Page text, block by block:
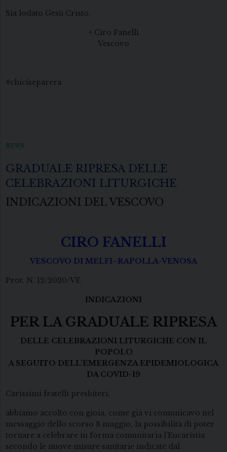
Sia lodato Gesù Cristo.
+ Ciro Fanelli
Vescovo
#chiciseparera
NEWS
GRADUALE RIPRESA DELLE
CELEBRAZIONI LITURGICHE
INDICAZIONI DEL VESCOVO
CIRO FANELLI
VESCOVO DI MELFI–RAPOLLA-VENOSA
Prot. N. 12/2020/VE
INDICAZIONI
PER LA GRADUALE RIPRESA
DELLE CELEBRAZIONI LITURGICHE CON IL
POPOLO
A SEGUITO DELL’EMERGENZA EPIDEMIOLOGICA
DA COVID-19
Carissimi fratelli presbiteri,
abbiamo accolto con gioia, come già vi comunicavo nel
messaggio dello scorso 8 maggio, la possibilità di poter
tornare a celebrare in forma comunitaria l’Eucaristia
secondo le nuove misure sanitarie indicate dal